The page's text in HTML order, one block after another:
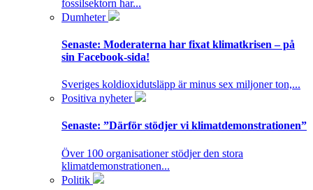
fossilsektorn har...
Dumheter
Senaste: Moderaterna har fixat klimatkrisen – på
sin Facebook-sida!
Sveriges koldioxidutsläpp är minus sex miljoner ton,...
Positiva nyheter
Senaste: ”Därför stödjer vi klimatdemonstrationen”
Över 100 organisationer stödjer den stora
klimatdemonstrationen...
Politik